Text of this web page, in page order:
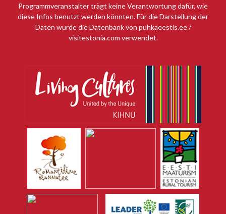
Programmveranstalter trägt keine Verantwortung dafür, wie
diese Infos benutzt werden könnten. Für die Darstellung der
Daten wurde die Datenbank von puhkaeestis.ee /
visitestonia.com verwendet.